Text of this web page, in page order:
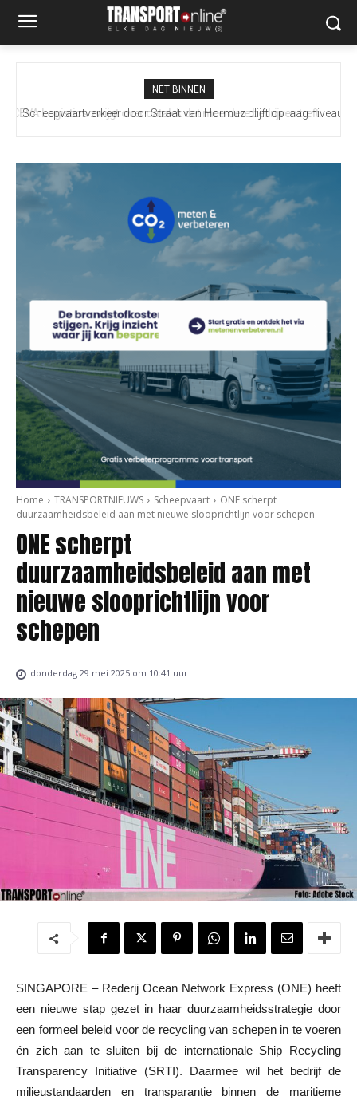
NET BINNEN
Scheepvaartverkeer door Straat van Hormuz blijft op laag niveau
Home TRANSPORTNIEUWS Scheepvaart
ONE scherpt
duurzaamheidsbeleid aan met nieuwe slooprichtlijn voor schepen
ONE scherpt
duurzaamheidsbeleid aan met
nieuwe slooprichtlijn voor
schepen
donderdag 29 mei 2025 om 10:41 uur
SINGAPORE – Rederij Ocean Network Express (ONE) heeft
een nieuwe stap gezet in haar duurzaamheidsstrategie door
een formeel beleid voor de recycling van schepen in te voeren
én zich aan te sluiten bij de internationale Ship Recycling
Transparency Initiative (SRTI). Daarmee wil het bedrijf de
milieustandaarden en transparantie binnen de maritieme